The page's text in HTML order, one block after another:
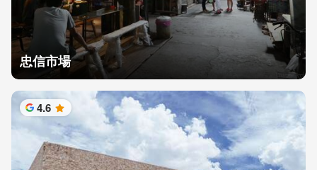
忠信市場
4.6 星